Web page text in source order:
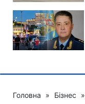
Головна » Бізнес »